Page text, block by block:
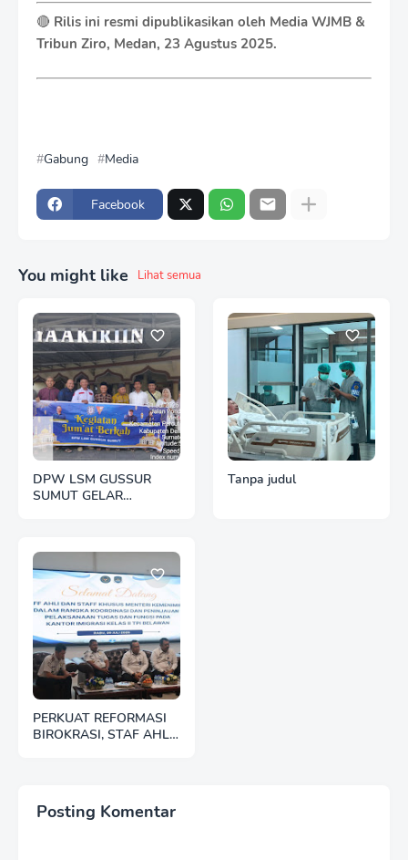
🔴 Rilis ini resmi dipublikasikan oleh Media WJMB &
Tribun Ziro, Medan, 23 Agustus 2025.
Gabung Media
Facebook
You might like Lihat semua
DPW LSM GUSSUR
SUMUT GELAR
Tanpa judul
PERKUAT REFORMASI
BIROKRASI, STAF AHLI
Posting Komentar